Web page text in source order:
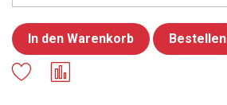
In den Warenkorb Bestellen